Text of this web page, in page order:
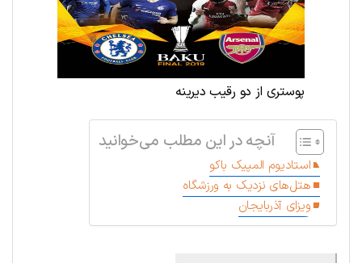
پوستری از دو رقیب دیرینه
آنچه در این مطلب می‌خوانید
استادیوم المپیک باکو
هتل‌های نزدیک به ورزشگاه
ویزای آذربایجان